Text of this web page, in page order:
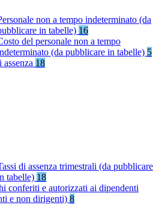
non a tempo indeterminato (da
in tabelle) 16
del personale non a tempo
(da pubblicare in tabelle) 5
assenza 18
di assenza trimestrali (da pubblicare
tabelle) 18
conferiti e autorizzati ai dipendenti
e non dirigenti) 8